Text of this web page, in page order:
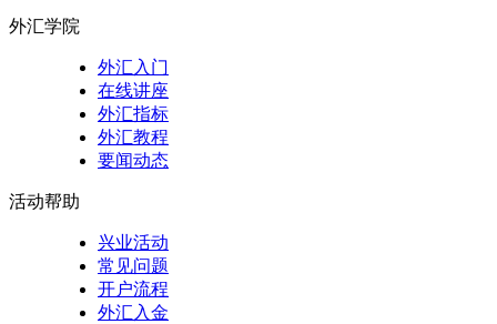
外汇学院
外汇入门
在线讲座
外汇指标
外汇教程
要闻动态
活动帮助
兴业活动
常见问题
开户流程
外汇入金